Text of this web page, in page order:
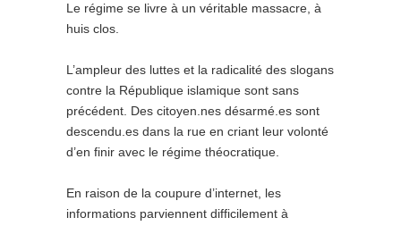
Le régime se livre à un véritable massacre, à
huis clos.
L’ampleur des luttes et la radicalité des slogans
contre la République islamique sont sans
précédent. Des citoyen.nes désarmé.es sont
descendu.es dans la rue en criant leur volonté
d’en finir avec le régime théocratique.
En raison de la coupure d’internet, les
informations parviennent difficilement à